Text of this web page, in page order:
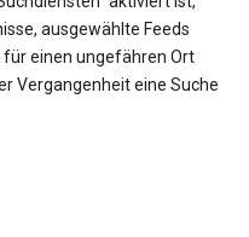
ausgewählte Feeds
einen ungefähren Ort
Vergangenheit eine Suche